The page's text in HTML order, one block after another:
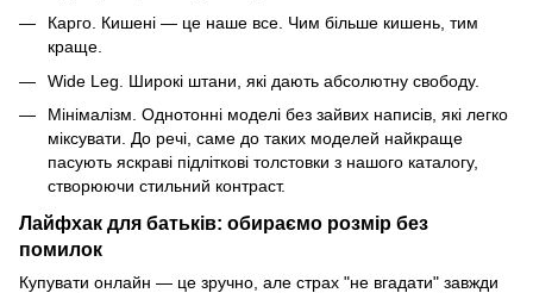
Карго. Кишені — це наше все. Чим більше кишень, тим
краще.
Wide Leg. Широкі штани, які дають абсолютну свободу.
Мінімалізм. Однотонні моделі без зайвих написів, які легко
міксувати. До речі, саме до таких моделей найкраще
пасують яскраві підліткові толстовки з нашого каталогу,
створюючи стильний контраст.
Лайфхак для батьків: обираємо розмір без
помилок
Купувати онлайн — це зручно, але страх "не вгадати" завжди